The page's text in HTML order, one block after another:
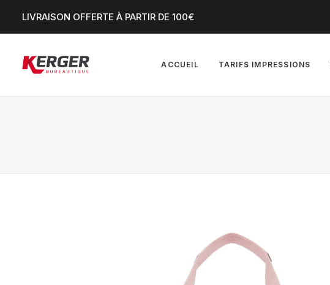
LIVRAISON OFFERTE À PARTIR DE 100€
ACCUEIL TARIFS IMPRESSIONS